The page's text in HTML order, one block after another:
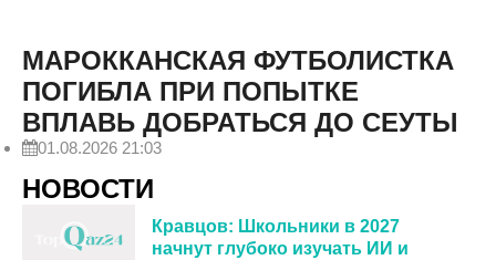
МАРОККАНСКАЯ ФУТБОЛИСТКА
ПОГИБЛА ПРИ ПОПЫТКЕ
ВПЛАВЬ ДОБРАТЬСЯ ДО СЕУТЫ
01.08.2026 21:03
НОВОСТИ
Кравцов: Школьники в 2027
начнут глубоко изучать ИИ и